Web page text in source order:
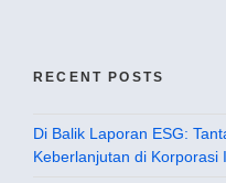
RECENT POSTS
Di Balik Laporan ESG:
Keberlanjutan di Korporasi